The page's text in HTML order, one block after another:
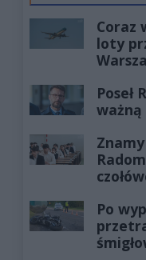
Coraz
loty
Poseł
Po